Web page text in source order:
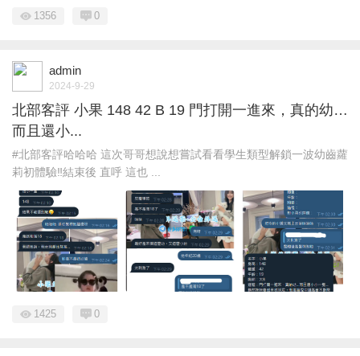
1356 0
admin
2024-9-29
北部客評 小果 148 42 B 19 門打開一進來，真的幼…
而且還小...
#北部客評哈哈哈 這次哥哥想說想嘗試看看學生類型解鎖一波幼齒蘿
莉初體驗‼️結束後 直呼 這也 ...
1425 0